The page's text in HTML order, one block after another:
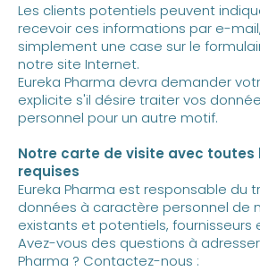
Les clients potentiels peuvent
recevoir ces informations par e-
simplement une case sur le
notre site Internet.
Eureka Pharma devra demander
explicite s'il désire traiter vos
personnel pour un autre motif.
Notre carte de visite avec toutes
requises
Eureka Pharma est responsable du
données à caractère personnel de
existants et potentiels, fournisseurs
Avez-vous des questions à adresser
Pharma ? Contactez-nous :